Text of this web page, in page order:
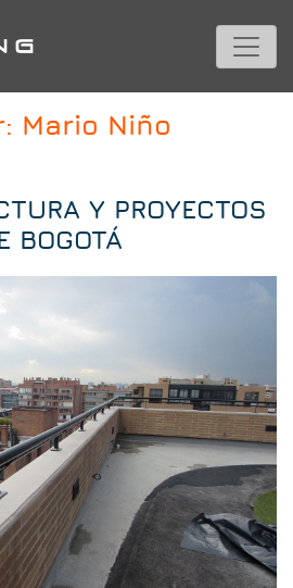
Mario Niño
Y PROYECTOS
BOGOTÁ